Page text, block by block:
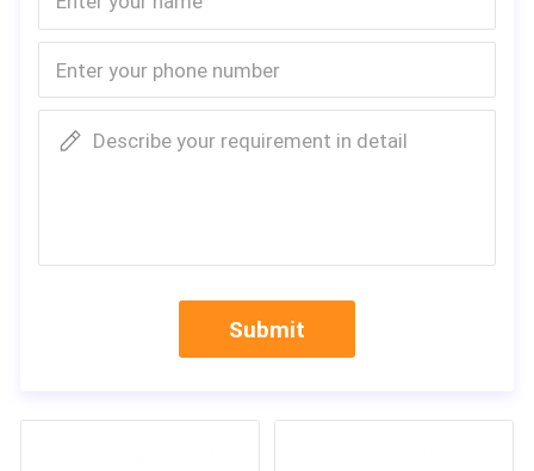
Describe your requirement in detail
Submit